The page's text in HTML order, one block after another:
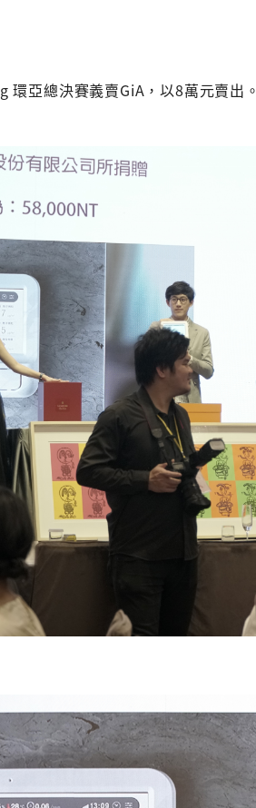
環亞總決賽義賣GiA，以8萬元賣出。